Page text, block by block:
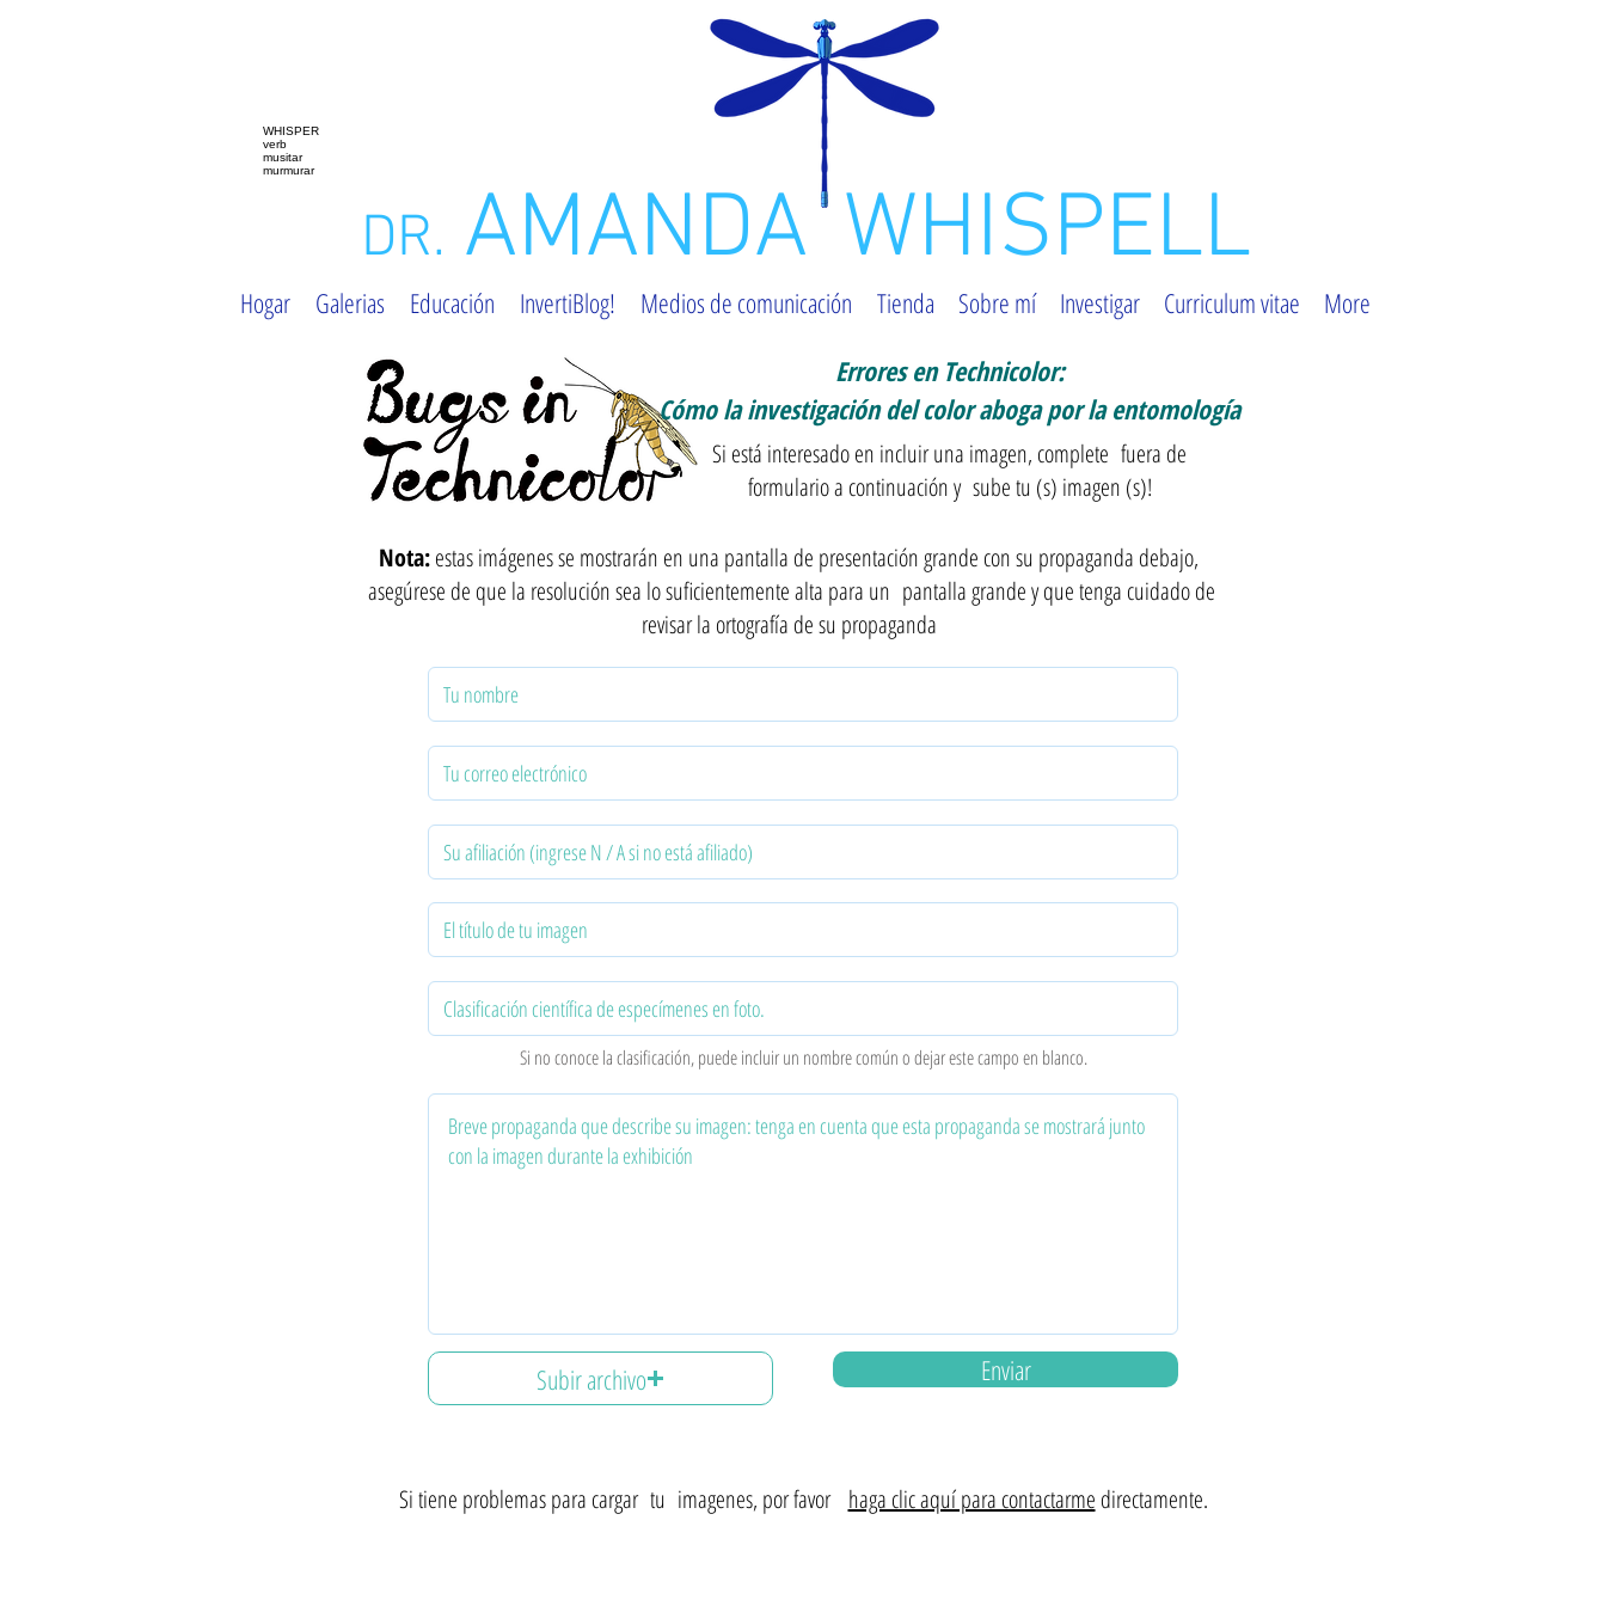
WHISPER
verb
musitar
murmurar
DR. AMANDA WHISPELL
Hogar Galerias Educación InvertiBlog! Medios de comunicación Tienda Sobre mí Investigar Curriculum vitae
More
Errores en Technicolor:
Cómo la investigación del color aboga por la entomología
l
Si está interesado en incluir una imagen, complete fuera de
formulario a continuación y sube tu (s) imagen (s)!
Nota:estas imágenes se mostrarán en una pantalla de presentación grande con su propaganda debajo,
asegúrese de que la resolución sea lo suficientemente alta para un pantalla grande y que tenga cuidado de
revisar la ortografía de su propaganda
Si no conoce la clasificación, puede incluir un nombre común o dejar este campo en blanco.
Subir archivo Enviar
Si tiene problemas para cargar tu imagenes, por favor haga clic aquí para contactarme directamente.